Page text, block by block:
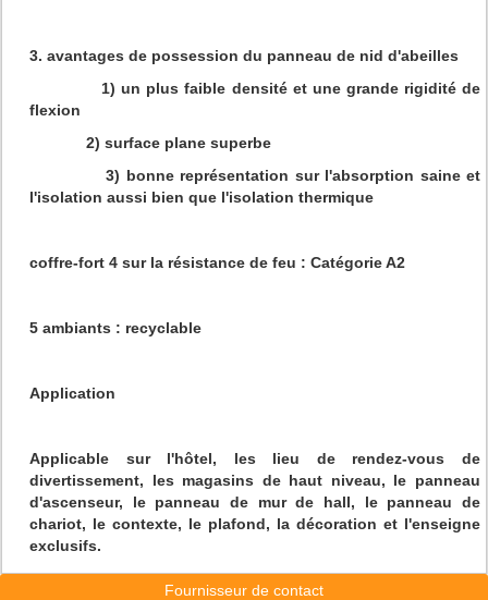
3. avantages de possession du panneau de nid d'abeilles
1) un plus faible densité et une grande rigidité de
flexion
2) surface plane superbe
3) bonne représentation sur l'absorption saine et
l'isolation aussi bien que l'isolation thermique
coffre-fort 4 sur la résistance de feu : Catégorie A2
5 ambiants : recyclable
Application
Applicable sur l'hôtel, les lieu de rendez-vous de
divertissement, les magasins de haut niveau, le panneau
d'ascenseur, le panneau de mur de hall, le panneau de
chariot, le contexte, le plafond, la décoration et l'enseigne
exclusifs.
Fournisseur de contact